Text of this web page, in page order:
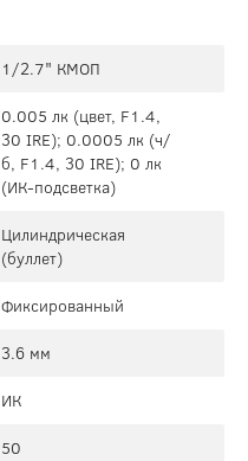
1/2.7" КМОП
0.005 лк (цвет, F1.4,
30 IRE); 0.0005 лк (ч/
б, F1.4, 30 IRE); 0 лк
(ИК-подсветка)
Цилиндрическая
(буллет)
Фиксированный
3.6 мм
ИК
50